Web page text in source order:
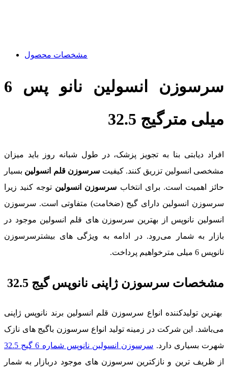
مشخصات محصول
سرسوزن انسولین نانو پس 6
میلی مترگیج 32.5
افراد دیابتی بنا به تجویز پزشک، در طول شبانه روز باید میزان
مشخصی انسولین تزریق کنند. کیفیت سرسوزن قلم انسولین بسیار
حائز اهمیت است. برای انتخاب سرسوزن انسولین توجه کنید زیرا
سرسوزن انسولین دارای گیج (ضخامت) متفاوتی است. سرسوزن
انسولین نانوپس از بهترین سرسوزن های قلم انسولین موجود در
بازار به شمار می‌رود. در ادامه به ویژگی های بیشترسرسوزن
نانوپس 6 میلی مترخواهیم پرداخت.
مشخصات سرسوزن ژاپنی نانوپس گیج 32.5
بهترین تولیدکننده انواع سرسوزن قلم انسولین برند نانوپس ژاپنی
می‌باشد. این شرکت در زمینه تولید انواع سرسوزن باگیج های نازک
شهرت بسیاری دارد. سرسوزن انسولین نانوپس شماره 6 گیج 32.5
از ظریف ترین و نازکترین سرسوزن های موجود دربازار به شمار